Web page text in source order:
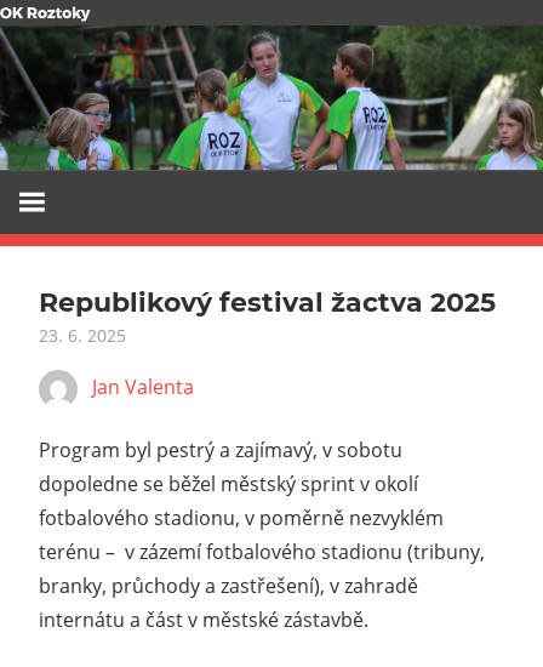
Skip
to
content
Republikový festival žactva 2025
23. 6. 2025
Jan Valenta
Program byl pestrý a zajímavý, v sobotu
dopoledne se běžel městský sprint v okolí
fotbalového stadionu, v poměrně nezvyklém
terénu – v zázemí fotbalového stadionu (tribuny,
branky, průchody a zastřešení), v zahradě
internátu a část v městské zástavbě.